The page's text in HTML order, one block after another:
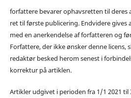
forfattere bevarer ophavsretten til
ret til første publicering. Endvidere gives
med en anerkendelse af forfatteren og
Forfattere, der ikke ønsker denne licens,
redaktør besked herom senest i
korrektur på artiklen.
Artikler udgivet i perioden fra 1/1 2021 til